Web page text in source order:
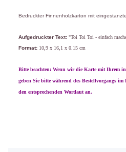
Bedruckter Finnenholzkarton mit
Aufgedruckter Text: "Toi Toi Toi - einfach
Format: 10,9 x 16,1 x 0.15 cm
Bitte beachten: Wenn wir die Karte mit Ihrem
geben Sie bitte während des Bestellvorgangs
den entsprechenden Wortlaut an.